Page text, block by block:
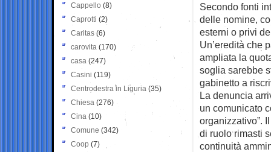
Secondo fonti
delle nomine,
esterni o privi
Un’eredità che
ampliata la
soglia sarebbe
gabinetto a
La denuncia
un comunicato
organizzativo”.
di ruolo rimasti
continuità
Cappello (8)
Caprotti (2)
Caritas (6)
carovita (170)
casa (247)
Casini (119)
Centrodestra in Liguria (35)
Chiesa (276)
Cina (10)
Comune (342)
Coop (7)